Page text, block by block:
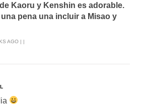
Kaoru y Kenshin es adorable.
una pena una incluir a Misao y
AGO | |